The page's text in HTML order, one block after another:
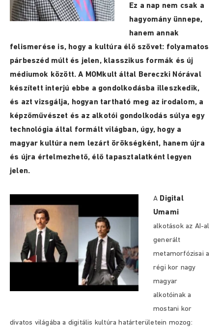
Ez a nap nem csak a
hagyomány ünnepe,
hanem annak
felismerése is, hogy a kultúra élő szövet: folyamatos
párbeszéd múlt és jelen, klasszikus formák és új
médiumok között. A MOMkult által Bereczki Nórával
készített interjú ebbe a gondolkodásba illeszkedik,
és azt vizsgálja, hogyan tartható meg az irodalom, a
képzőművészet és az alkotói gondolkodás súlya egy
technológia által formált világban, úgy, hogy a
magyar kultúra nem lezárt örökségként, hanem újra
és újra értelmezhető, élő tapasztalatként legyen
jelen.
A Digital
Umami
alkotások az AI-al
generált
metamorfózisai a
régi kor nagy
magyar
alkotóinak a
mostani kor
divatos világába a digitális kultúra határterületein mozog: